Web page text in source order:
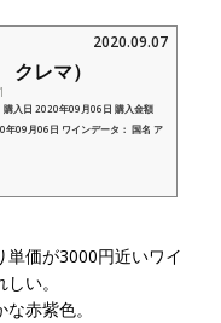
2020.09.07
レマ）
購入日 2020年09月06日 購入金額
年09月06日 ワインデータ： 国名 ア
単価が3000円近いワイ
い。
赤紫色。